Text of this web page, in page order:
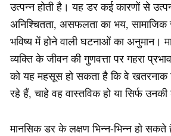
उत्पन्न होती है। यह डर कई कारणों से
अनिश्चितता, असफलता का भय, सामाजिक
भविष्य में होने वाली घटनाओं का अनुमान।
व्यक्ति के जीवन की गुणवत्ता पर गहरा
को यह महसूस हो सकता है कि वे खतरनाक
रहे हैं, चाहे वह वास्तविक हो या सिर्फ
मानसिक डर के लक्षण भिन्न-भिन्न हो सकते